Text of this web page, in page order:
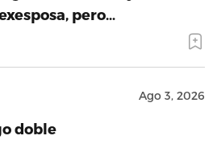
pero…
Ago 3, 2026
doble